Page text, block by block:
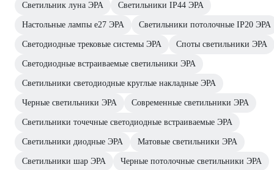
Светильник луна ЭРА Светильники IP44 ЭРА
Настольные лампы e27 ЭРА Светильники потолочные IP20 ЭРА
Светодиодные трековые системы ЭРА Споты светильники ЭРА
Светодиодные встраиваемые светильники ЭРА
Светильники светодиодные круглые накладные ЭРА
Черные светильники ЭРА Современные светильники ЭРА
Светильники точечные светодиодные встраиваемые ЭРА
Светильники диодные ЭРА Матовые светильники ЭРА
Светильники шар ЭРА Черные потолочные светильники ЭРА